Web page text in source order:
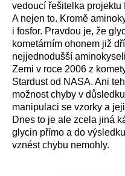
vedoucí řešitelka projektu
A nejen to. Kromě
i fosfor. Pravdou je, že
kometárním ohonem již
nejjednodušší
Zemi v roce 2006 z
Stardust od NASA. Ani
možnost chyby v
manipulaci se vzorky a
Dnes to je ale zcela jiná
glycin přímo a do
vznést chybu nemohly.